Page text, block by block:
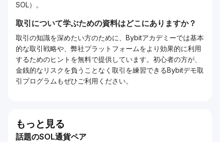
SOL）。
取引について学ぶための資料はどこにありますか？
取引の知識を深めたい方のために、Bybitアカデミーでは基本
的な取引戦略や、弊社プラットフォームをより効果的に利用
するためのヒントを無料で提供しています。初心者の方が、
金銭的なリスクを負うことなく取引を練習できるBybitデモ取
引プログラムもぜひご利用ください。
もっと見る
話題のSOL通貨ペア